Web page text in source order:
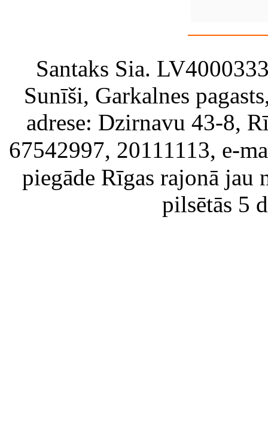
Santaks Sia.
Sunīši, Garkalnes
adrese: Dzirnavu 43-8,
67542997, 20111113, e-
piegāde Rīgas rajonā jau
pilsētās 5